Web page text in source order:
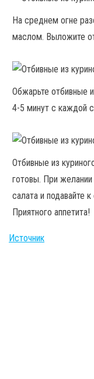
На среднем огне
маслом. Выложите
Обжарьте отбивные
4-5 минут с каждой
Отбивные из
готовы. При желании
салата и подавайте к
Приятного аппетита!
Источник